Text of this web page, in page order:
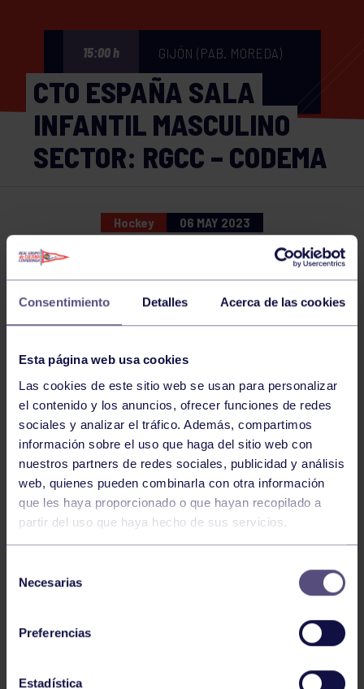
Consentimiento Detalles Acerca de las cookies
Esta página web usa cookies
Las cookies de este sitio web se usan para personalizar
el contenido y los anuncios, ofrecer funciones de redes
sociales y analizar el tráfico. Además, compartimos
información sobre el uso que haga del sitio web con
nuestros partners de redes sociales, publicidad y análisis
web, quienes pueden combinarla con otra información
que les haya proporcionado o que hayan recopilado a
partir del uso que haya hecho de sus servicios.
Necesarias
Preferencias
Estadística
15:00 h GIJÓN (PAB. MOREDA)
CTO ESPAÑA SALA
INFANTIL MASCULINO
SECTOR: RGCC – CODEMA
Hockey 06 MAY 2023
NOTICIAS RELACIONADAS
Hockey 28 Jul 2026
ÓSCAR PALOMERO, RUMBO AL
MUNDIAL